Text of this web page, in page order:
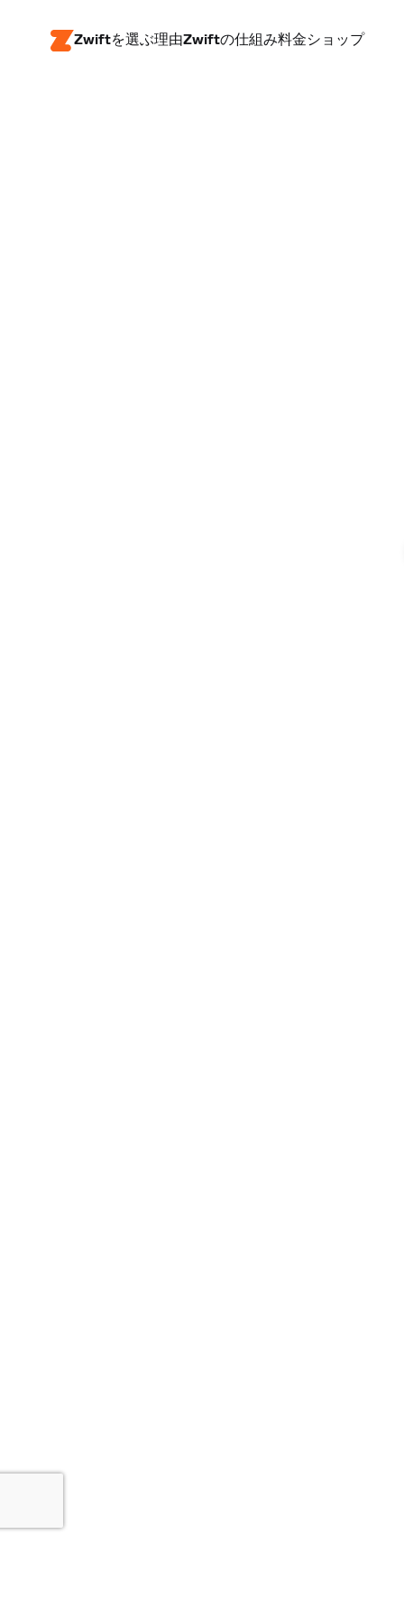
Zwiftを選ぶ理由Zwiftの仕組み料金ショップ